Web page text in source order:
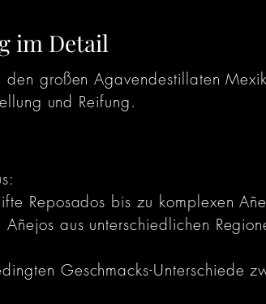
im Detail
den großen Agavendestillaten
und Reifung.
Reposados bis zu komplexen
aus unterschiedlichen
Geschmacks-Unterschiede